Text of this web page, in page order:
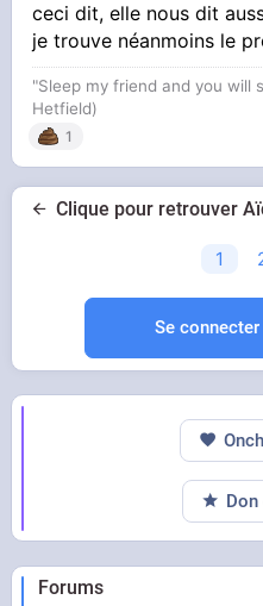
ceci dit, elle nous dit
je trouve néanmoins le
"Sleep my friend and you will
Hetfield)
1
Clique pour retrouver
1
Se
Forums